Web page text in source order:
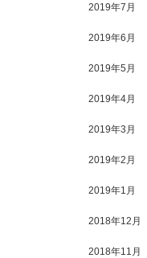
2019年7月
2019年6月
2019年5月
2019年4月
2019年3月
2019年2月
2019年1月
2018年12月
2018年11月